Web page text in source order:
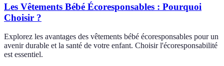
Les Vêtements Bébé Écoresponsables : Pourquoi
Choisir ?
Explorez les avantages des vêtements bébé écoresponsables pour un
avenir durable et la santé de votre enfant. Choisir l'écoresponsabilité
est essentiel.